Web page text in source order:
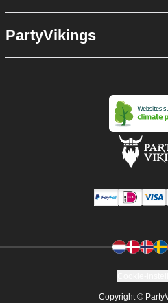
PartyVikings
Copyright ©